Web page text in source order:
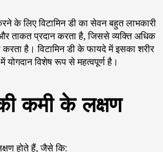
के लिए विटामिन डी का सेवन बहुत लाभकारी
ताकत प्रदान करता है, जिससे व्यक्ति अधिक
है। विटामिन डी के फायदे में इसका शरीर
योगदान विशेष रूप से महत्वपूर्ण है।
कमी के लक्षण
होते हैं, जैसे कि: